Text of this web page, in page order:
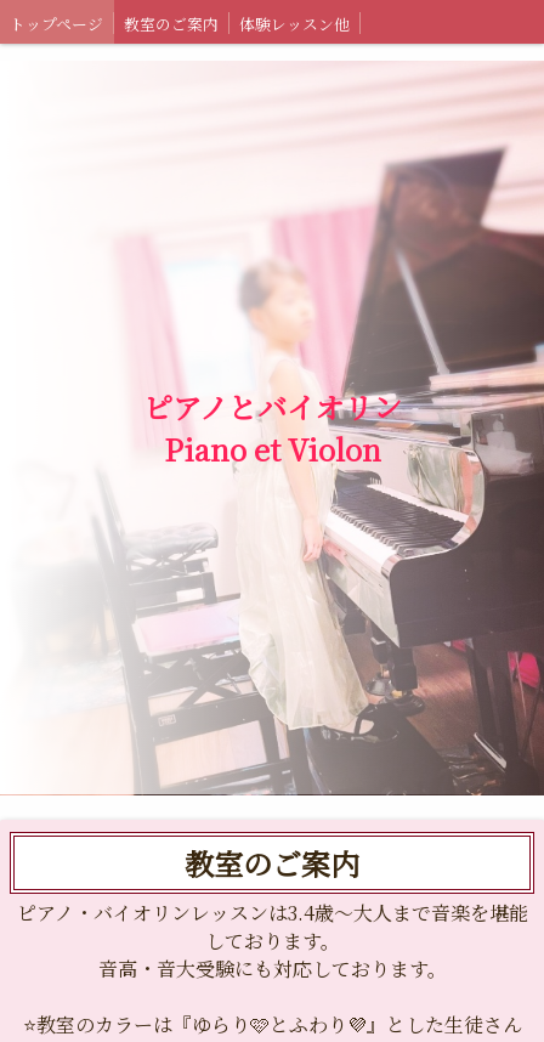
トップページ 教室のご案内 体験レッスン他
ピアノとバイオリン
Piano et Violon
教室のご案内
ピアノ・バイオリンレッスンは3.4歳～大人まで音楽を堪能
しております。
音高・音大受験にも対応しております。
⭐️教室のカラーは『ゆらり🩷とふわり💜』とした生徒さん